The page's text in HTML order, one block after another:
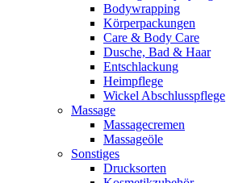
Bodywrapping
Körperpackungen
Care & Body Care
Dusche, Bad & Haar
Entschlackung
Heimpflege
Wickel Abschlusspflege
Massage
Massagecremen
Massageöle
Sonstiges
Drucksorten